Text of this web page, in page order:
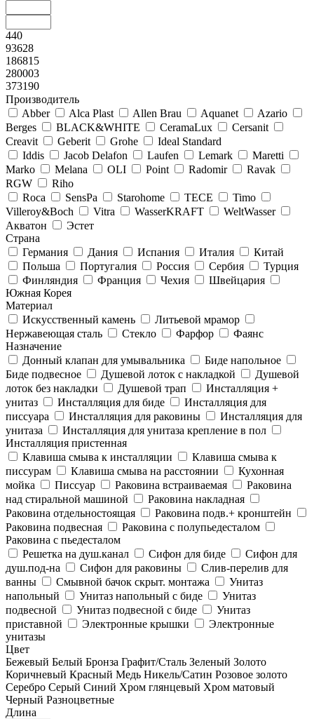
440
93628
186815
280003
373190
Производитель
Abber
Alca Plast Allen Brau Aquanet
Azario
Berges
BLACK&WHITE CeramaLux
Cersanit
Creavit
Geberit Grohe
Ideal Standard
Iddis
Jacob Delafon Laufen Lemark
Maretti
Marko
Melana OLI Point Radomir
Ravak
RGW
Riho
Roca
SensPa Starohome TECE
Timo
Villeroy&Boсh
Vitra WasserKRAFT
WeltWasser
Акватон
Эстет
Страна
Германия
Дания Испания Италия
Китай
Польша
Португалия Россия Сербия
Турция
Финляндия
Франция Чехия
Швейцария
Южная Корея
Материал
Искусственный камень
Литьевой мрамор
Нержавеющая сталь
Стекло Фарфор
Фаянс
Назначение
Донный клапан для умывальника
Биде напольное
Биде подвесное
Душевой лоток с накладкой
Душевой
лоток без накладки
Душевой трап
Инсталляция +
унитаз
Инсталляция для биде
Инсталляция для
писсуара
Инсталляция для раковины
Инсталляция для
унитаза
Инсталляция для унитаза крепление в пол
Инсталляция пристенная
Клавиша смыва к инсталляции
Клавиша смыва к
писсурам
Клавиша смыва на расстоянии
Кухонная
мойка
Писсуар Раковина встраиваемая
Раковина
над стиральной машиной
Раковина накладная
Раковина отдельностоящая
Раковина подв.+ кронштейн
Раковина подвесная
Раковина с полупьедесталом
Раковина с пьедесталом
Решетка на душ.канал
Сифон для биде
Сифон для
душ.под-на
Сифон для раковины
Слив-перелив для
ванны
Смывной бачок скрыт. монтажа
Унитаз
напольный
Унитаз напольный с биде
Унитаз
подвесной
Унитаз подвесной с биде
Унитаз
приставной
Электронные крышки
Электронные
унитазы
Цвет
Бежевый Белый Бронза Графит/Сталь Зеленый Золото
Коричневый Красный Медь Никель/Сатин Розовое золото
Серебро Серый Синий Хром глянцевый Хром матовый
Черный Разноцветные
Длина